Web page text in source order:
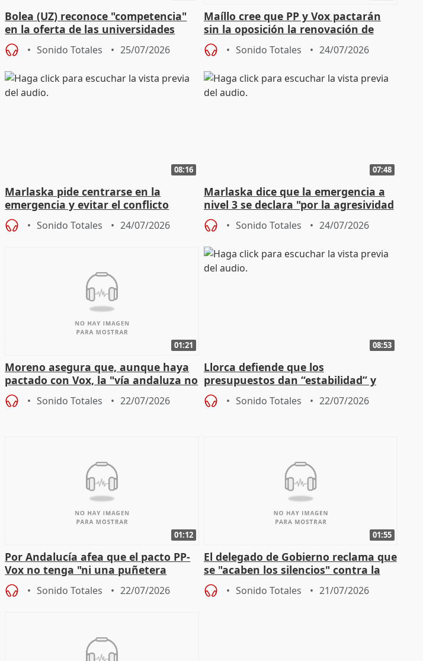
Bolea (UZ) reconoce "competencia"
en la oferta de las universidades
privadas
Sonido Totales 25/07/2026
Maíllo cree que PP y Vox pactarán
sin la oposición la renovación de
órganos como el Defensor
Sonido Totales 24/07/2026
08:16
Marlaska pide centrarse en la
emergencia y evitar el conflicto
político
Sonido Totales 24/07/2026
07:48
Marlaska dice que la emergencia a
nivel 3 se declara "por la agresividad
de los incendios"
Sonido Totales 24/07/2026
01:21
Moreno asegura que, aunque haya
pactado con Vox, la "vía andaluza no
ha muerto" ni él va a "cambiar"
Sonido Totales 22/07/2026
08:53
Llorca defiende que los
presupuestos dan “estabilidad” y
dice que no ha hablado con Feijóo
Sonido Totales 22/07/2026
01:12
Por Andalucía afea que el pacto PP-
Vox no tenga "ni una puñetera
medida" contra violencia machista
Sonido Totales 22/07/2026
01:55
El delegado de Gobierno reclama que
se "acaben los silencios" contra la
violencia de género
Sonido Totales 21/07/2026